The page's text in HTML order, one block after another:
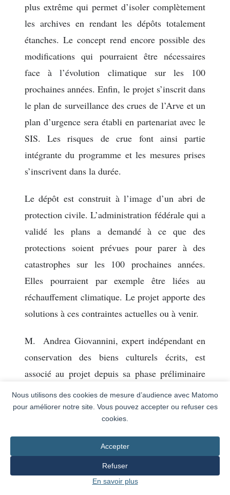
plus extrême qui permet d’isoler complètement
les archives en rendant les dépôts totalement
étanches. Le concept rend encore possible des
modifications qui pourraient être nécessaires
face à l’évolution climatique sur les 100
prochaines années. Enfin, le projet s’inscrit dans
le plan de surveillance des crues de l’Arve et un
plan d’urgence sera établi en partenariat avec le
SIS. Les risques de crue font ainsi partie
intégrante du programme et les mesures prises
s’inscrivent dans la durée.
Le dépôt est construit à l’image d’un abri de
protection civile. L’administration fédérale qui a
validé les plans a demandé à ce que des
protections soient prévues pour parer à des
catastrophes sur les 100 prochaines années.
Elles pourraient par exemple être liées au
réchauffement climatique. Le projet apporte des
solutions à ces contraintes actuelles ou à venir.
M. Andrea Giovannini, expert indépendant en
conservation des biens culturels écrits, est
associé au projet depuis sa phase préliminaire
en 2014.
Nous utilisons des cookies de mesure d’audience avec Matomo
pour améliorer notre site. Vous pouvez accepter ou refuser ces
cookies.
Accepter
Refuser
En savoir plus